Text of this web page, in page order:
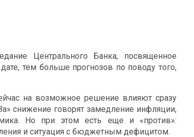
Центрального Банка, посвященное
тем больше прогнозов по поводу того,
на возможное решение влияют сразу
снижение говорят замедление инфляции,
Но при этом есть еще и «против»:
и ситуация с бюджетным дефицитом.